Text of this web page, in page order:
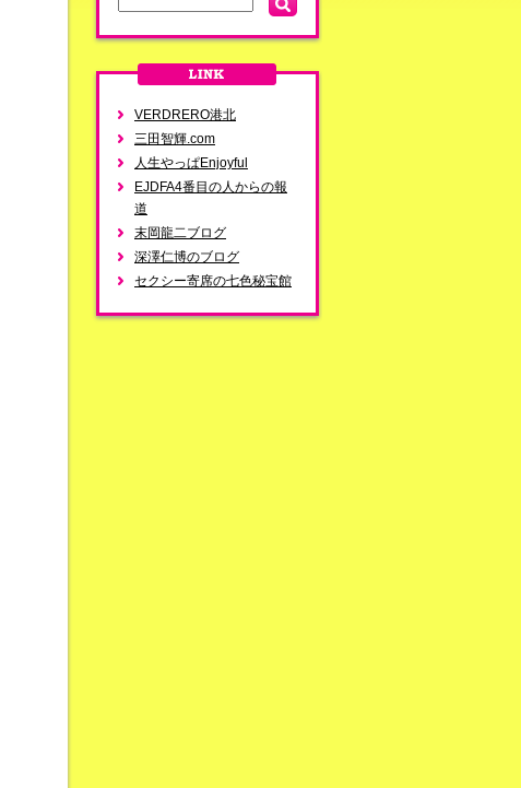
VERDRERO港北
三田智輝.com
人生やっぱEnjoyful
EJDFA4番目の人からの報
道
末岡龍二ブログ
深澤仁博のブログ
セクシー寄席の七色秘宝館